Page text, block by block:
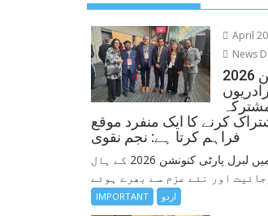
April
News
لبرل کنونشن 2026
کرنے کا ایک منفرد موقع
فراہم کرتا ہے: نجم نقوی
مونٹریال میں لبرل پارٹی کنونشن 2026 کے ہال
IMPORTANT اردو